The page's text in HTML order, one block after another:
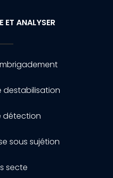
ET ANALYSER
destabilisation
détection
sous sujétion
secte